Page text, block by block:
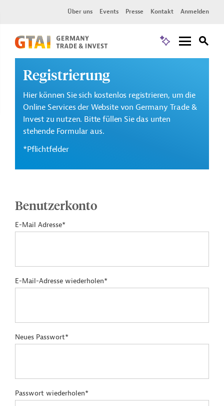
Über uns Events Presse Kontakt Anmelden
Registrierung
Hier können Sie sich kostenlos registrieren, um die
Online Services der Website von Germany Trade &
Invest zu nutzen. Bitte füllen Sie das unten
stehende Formular aus.
*Pflichtfelder
Benutzerkonto
E-Mail Adresse*
E-Mail-Adresse wiederholen*
Neues Passwort*
Passwort wiederholen*